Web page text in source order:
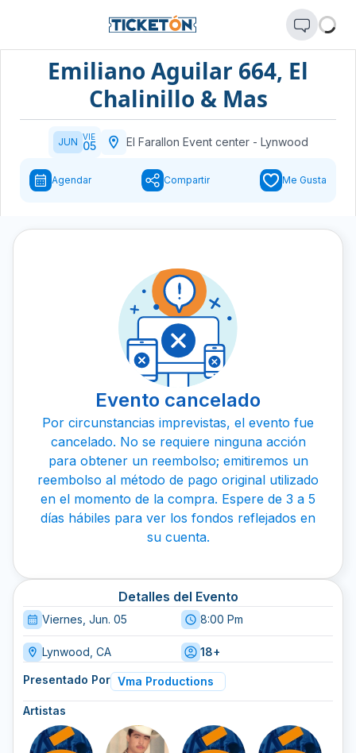
Emiliano Aguilar 664, El
Chalinillo & Mas
JUN VIE
05 El Farallon Event center - Lynwood
Agendar Compartir Me Gusta
Evento cancelado
Por circunstancias imprevistas, el evento fue
cancelado. No se requiere ninguna acción
para obtener un reembolso; emitiremos un
reembolso al método de pago original utilizado
en el momento de la compra. Espere de 3 a 5
días hábiles para ver los fondos reflejados en
su cuenta.
Detalles del Evento
Viernes, Jun. 05 8:00 Pm
Lynwood, CA 18+
Presentado Por Vma Productions
Artistas